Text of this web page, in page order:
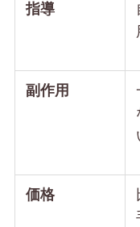
指導
副作用
価格